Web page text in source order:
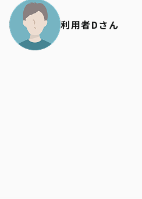
利用者Dさん